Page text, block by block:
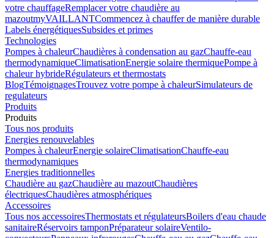
votre chauffageRemplacer votre chaudière au
mazoutmyVAILLANTCommencez à chauffer de manière durable
Labels énergétiquesSubsides et primes
Technologies
Pompes à chaleurChaudières à condensation au gazChauffe-eau
thermodynamiqueClimatisationEnergie solaire thermiquePompe à
chaleur hybrideRégulateurs et thermostats
BlogTémoignagesTrouvez votre pompe à chaleurSimulateurs de
regulateurs
Produits
Produits
Tous nos produits
Energies renouvelables
Pompes à chaleurEnergie solaireClimatisationChauffe-eau
thermodynamiques
Energies traditionnelles
Chaudière au gazChaudière au mazoutChaudières
électriquesChaudières atmosphériques
Accessoires
Tous nos accessoiresThermostats et régulateursBoilers d'eau chaude
sanitaireRéservoirs tamponPréparateur solaireVentilo-